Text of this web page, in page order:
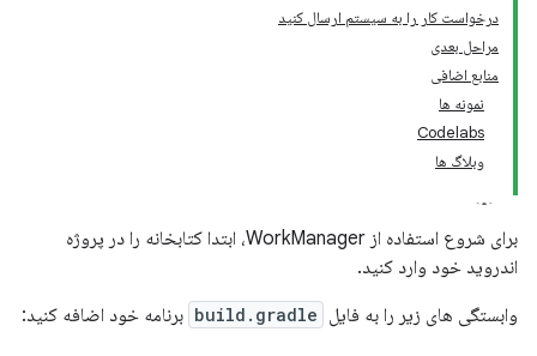
درخواست کار را به سیستم ارسال کنید
مراحل بعدی
منابع اضافی
نمونه ها
Codelabs
وبلاگ ها
برای شروع استفاده از WorkManager، ابتدا کتابخانه را در پروژه
اندروید خود وارد کنید.
وابستگی های زیر را به فایل build.gradle برنامه خود اضافه کنید: